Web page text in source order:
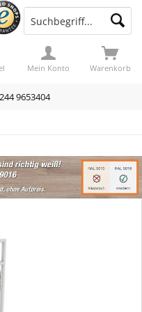
9653404
Warenkorb
Mein Konto